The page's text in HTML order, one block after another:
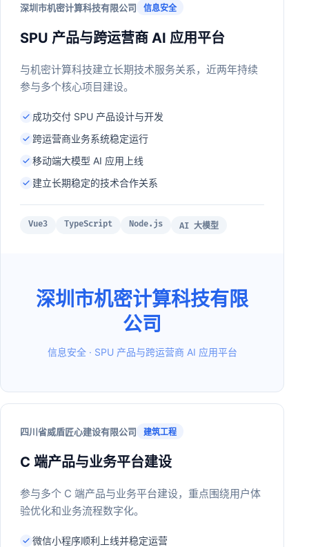
深圳市机密计算科技有限公司 信息安全
SPU 产品与跨运营商 AI 应用平台
与机密计算科技建立长期技术服务关系，近两年持续
参与多个核心项目建设。
成功交付 SPU 产品设计与开发
跨运营商业务系统稳定运行
移动端大模型 AI 应用上线
建立长期稳定的技术合作关系
Vue3 TypeScript Node.js AI 大模型
深圳市机密计算科技有限
公司
信息安全 · SPU 产品与跨运营商 AI 应用平台
四川省威盾匠心建设有限公司 建筑工程
C 端产品与业务平台建设
参与多个 C 端产品与业务平台建设，重点围绕用户体
验优化和业务流程数字化。
微信小程序顺利上线并稳定运营